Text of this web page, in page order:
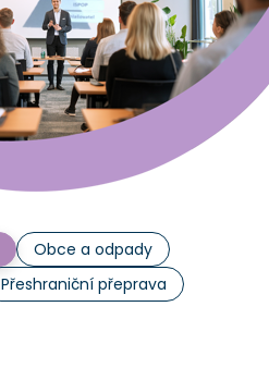
Obce a odpady
Přeshraniční přeprava